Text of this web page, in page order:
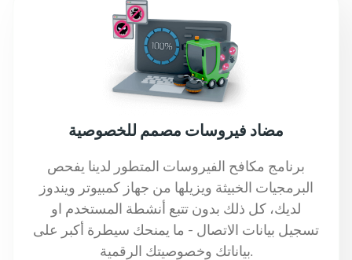
مضاد فيروسات مصمم للخصوصية
برنامج مكافح الفيروسات المتطور لدينا يفحص
البرمجيات الخبيثة ويزيلها من جهاز كمبيوتر ويندوز
لديك، كل ذلك بدون تتبع أنشطة المستخدم او
تسجيل بيانات الاتصال - ما يمنحك سيطرة أكبر على
بياناتك وخصوصيتك الرقمية.